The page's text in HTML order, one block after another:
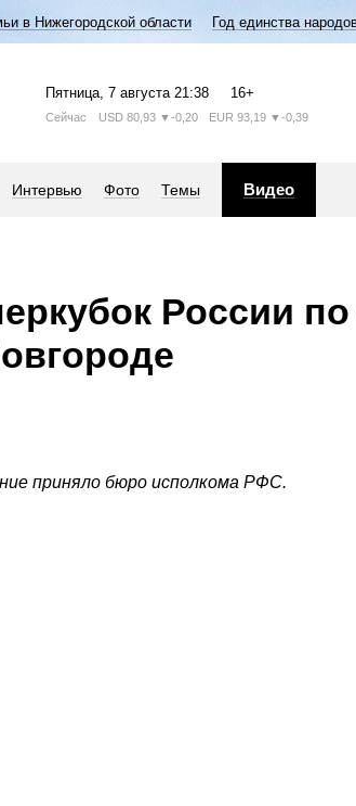
в Нижегородской области Год единства
Пятница, 7 августа 21:38 16+
Сейчас USD 80,93 ▼-0,20 EUR 93,19 ▼-0,39
Интервью Фото Темы Видео
России
приняло бюро исполкома РФС.